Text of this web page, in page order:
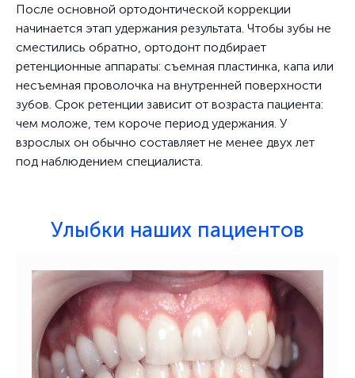
После основной ортодонтической коррекции
начинается этап удержания результата. Чтобы зубы не
сместились обратно, ортодонт подбирает
ретенционные аппараты: съемная пластинка, капа или
несъемная проволочка на внутренней поверхности
зубов. Срок ретенции зависит от возраста пациента:
чем моложе, тем короче период удержания. У
взрослых он обычно составляет не менее двух лет
под наблюдением специалиста.
Улыбки наших пациентов